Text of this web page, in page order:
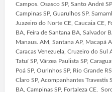
Campos. Osasco SP, Santo André
Campinas SP, Guarulhos SP.
Juazeiro do Norte CE, Caucaia CE,
BA, Feira de Santana BA, Salvador
Manaus. AM, Santana AP, Macapá
Caracas Venezuela, Cruzeiro do Sul
Tatuí SP, Várzea Paulista SP,
Poá SP, Ourinhos SP, Rio Grande
Claro SP, Acompanhantes Travestis
BA, Campinas SP, Fortaleza CE,